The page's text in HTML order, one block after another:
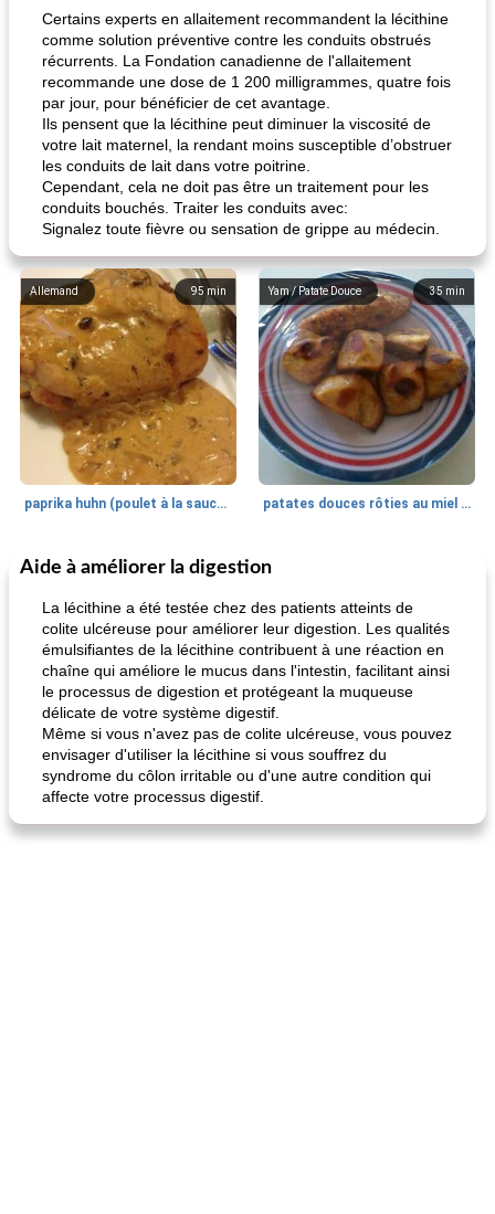
Certains experts en allaitement recommandent la lécithine
comme solution préventive contre les conduits obstrués
récurrents. La Fondation canadienne de l'allaitement
recommande une dose de 1 200 milligrammes, quatre fois
par jour, pour bénéficier de cet avantage.
Ils pensent que la lécithine peut diminuer la viscosité de
votre lait maternel, la rendant moins susceptible d’obstruer
les conduits de lait dans votre poitrine.
Cependant, cela ne doit pas être un traitement pour les
conduits bouchés. Traiter les conduits avec:
Signalez toute fièvre ou sensation de grippe au médecin.
95 min
Allemand
paprika huhn (poulet à la sauce paprika).
35 min
Yam / Patate Douce
patates douces rôties au miel / kumara
25min
Petit déjeuner et brunch
quinoa petit déjeuner méditerranéen
Viande et volaille
Aide à améliorer la digestion
La lécithine a été testée chez des patients atteints de
colite ulcéreuse pour améliorer leur digestion. Les qualités
émulsifiantes de la lécithine contribuent à une réaction en
chaîne qui améliore le mucus dans l'intestin, facilitant ainsi
le processus de digestion et protégeant la muqueuse
délicate de votre système digestif.
Même si vous n'avez pas de colite ulcéreuse, vous pouvez
envisager d'utiliser la lécithine si vous souffrez du
syndrome du côlon irritable ou d'une autre condition qui
affecte votre processus digestif.